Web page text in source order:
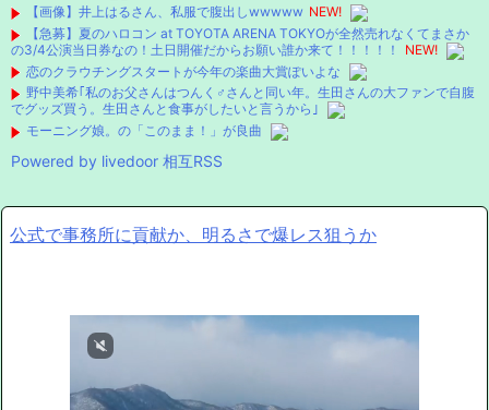
【画像】井上はるさん、私服で腹出しwwwww NEW!
【急募】夏のハロコン at TOYOTA ARENA TOKYOが全然売れなくてまさか
の3/4公演当日券なの！土日開催だからお願い誰か来て！！！！！
NEW!
恋のクラウチングスタートが今年の楽曲大賞ぽいよな
野中美希｢私のお父さんはつんく♂さんと同い年。生田さんの大ファンで自腹
でグッズ買う。生田さんと食事がしたいと言うから｣
モーニング娘。の「このまま！」が良曲
Powered by livedoor 相互RSS
公式で事務所に貢献か、明るさで爆レス狙うか